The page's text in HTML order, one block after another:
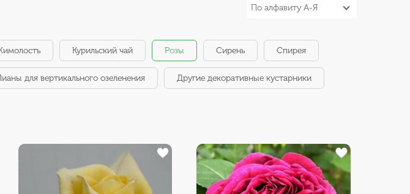
По алфавиту А-Я
Курильский чай Розы Сирень Спирея
для вертикального озеленения Другие декоративные кустарники